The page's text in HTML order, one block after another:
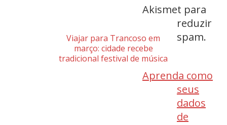
Viajar para Trancoso em
março: cidade recebe
tradicional festival de música
Akismet para
reduzir
spam.
Aprenda como
seus
dados
de